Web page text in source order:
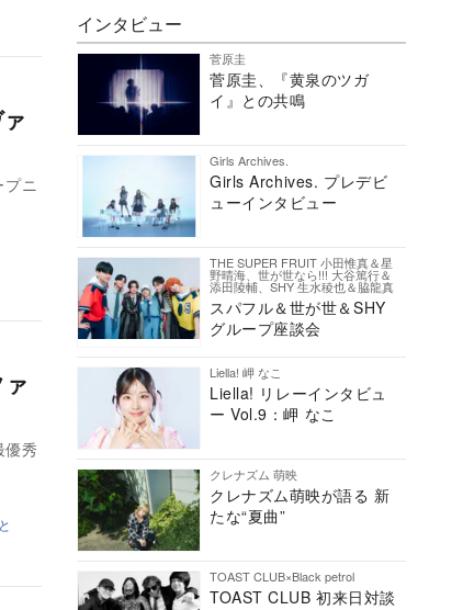
ニ
秀
インタビュー
菅原圭
菅原圭、『黄泉のツガ
イ』との共鳴
Girls Archives.
Girls Archives. プレデビ
ューインタビュー
THE SUPER FRUIT 小田惟真＆星
野晴海、世が世なら!!! 大谷篤行＆
添田陵輔、SHY 生水稜也＆脇龍真
スパフル＆世が世＆SHY
グループ座談会
Liella! 岬 なこ
Liella! リレーインタビュ
ー Vol.9：岬 なこ
クレナズム 萌映
クレナズム萌映が語る 新
たな“夏曲”
TOAST CLUB×Black petrol
TOAST CLUB 初来日対談